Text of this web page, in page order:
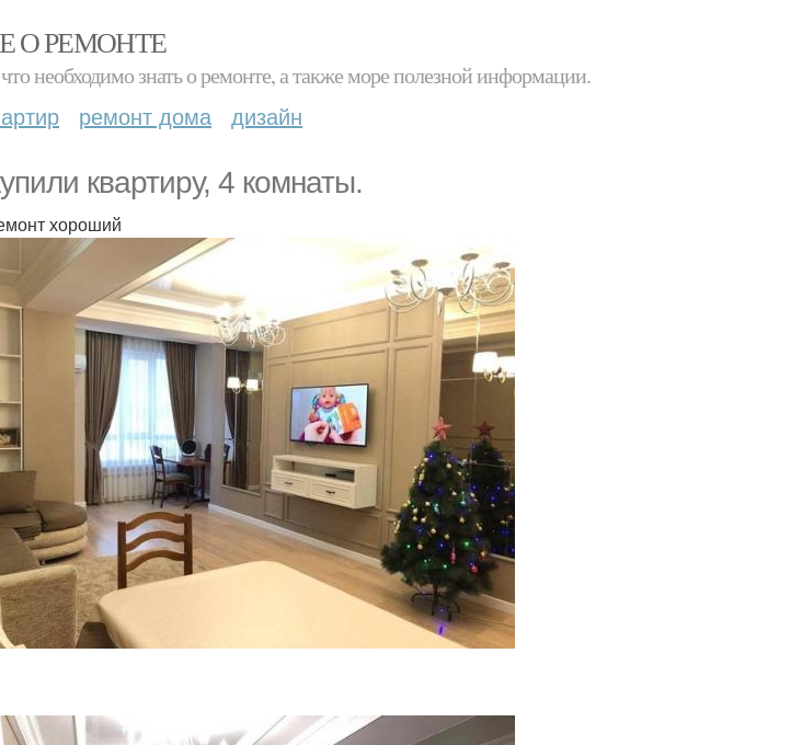
О РЕМОНТЕ
необходимо знать о ремонте, а также море полезной информации.
ремонт дома дизайн
квартиру, 4 комнаты.
хороший